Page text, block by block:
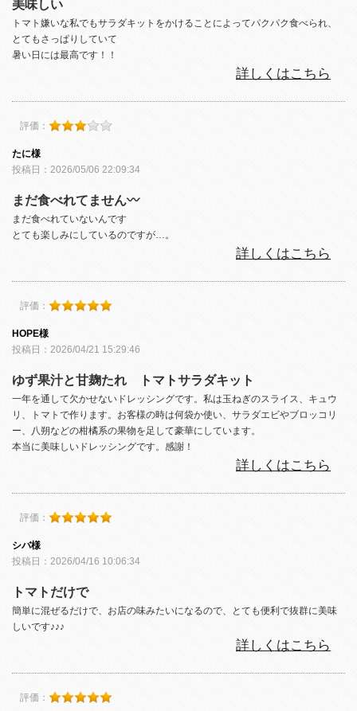
美味しい
トマト嫌いな私でもサラダキットをかけることによってパクパク食べられ、
とてもさっぱりしていて
暑い日には最高です！！
詳しくはこちら
評価：
たに様
投稿日：2026/05/06 22:09:34
まだ食べれてません〰️
まだ食べれていないんです
とても楽しみにしているのですが…。
詳しくはこちら
評価：
HOPE様
投稿日：2026/04/21 15:29:46
ゆず果汁と甘麹たれ トマトサラダキット
一年を通して欠かせないドレッシングです。私は玉ねぎのスライス、キュウ
リ、トマトで作ります。お客様の時は何袋か使い、サラダエビやブロッコリ
ー、八朔などの柑橘系の果物を足して豪華にしています。
本当に美味しいドレッシングです。感謝！
詳しくはこちら
評価：
シバ様
投稿日：2026/04/16 10:06:34
トマトだけで
簡単に混ぜるだけで、お店の味みたいになるので、とても便利で抜群に美味
しいです♪♪♪
詳しくはこちら
評価：